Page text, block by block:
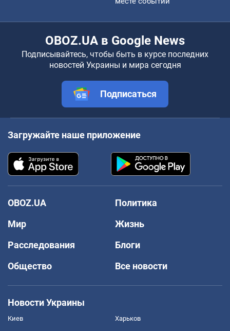
OBOZ.UA в Google News
Подписывайтесь, чтобы быть в курсе последних
новостей Украины и мира сегодня
Подписаться
Загружайте наше приложение
OBOZ.UA
Политика
Мир
Жизнь
Расследования
Блоги
Общество
Все новости
Новости Украины
Киев Харьков